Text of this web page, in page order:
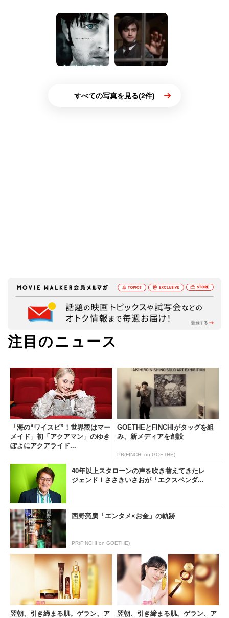
すべての写真を見る(2件)
注目のニュース
「海の“ワイスピ”！世界観はマー
メイド」初「アクアマン」のゆき
ぽよにアクアライド...
GOETHEとFINCHIがタッグを組
み、新メディアを創設
PR(FINCHI on GOETHE)
40年以上スタローンの声を吹き替えてきたレ
ジェンド！ささきいさおが「エクスペンダ...
西野亮廣「エンタメ×お金」の軌跡
PR(FINCHI on GOETHE)
翌朝、引き締まる肌。ゲラン、ア
翌朝、引き締まる肌。ゲラン、ア